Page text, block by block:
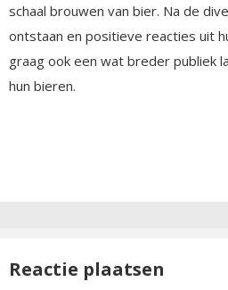
schaal brouwen van bier. Na de
ontstaan en positieve reacties uit
graag ook een wat breder publiek
hun bieren.
Reactie plaatsen